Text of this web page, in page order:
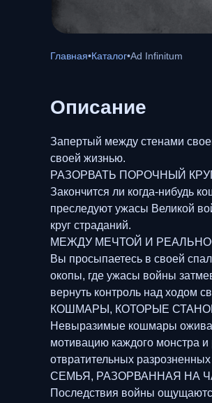
Главная•Каталог•Ad Infinitum
Описание
Запертый между стенами
своей жизнью.
РАЗОРВАТЬ ПОРОЧНЫЙ
Закончится ли когда-нибудь
преследуют ужасы Великой
круг страданий.
МЕЖДУ МЕЧТОЙ И
Вы просыпаетесь в своей
окопы, где ужасы войны
вернуть контроль над ходом
КОШМАРЫ, КОТОРЫЕ
Невыразимые кошмары
мотивацию каждого монстра
отвратительных
СЕМЬЯ, РАЗОРВАННАЯ НА
Последствия войны